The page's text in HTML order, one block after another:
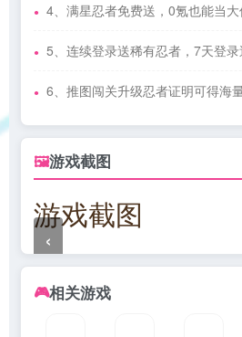
4、满星忍者免费送，0氪也能当大
5、连续登录送稀有忍者，7天登录
6、推图闯关升级忍者证明可得海
🖼游戏截图
游戏截图
‹
🎮相关游戏